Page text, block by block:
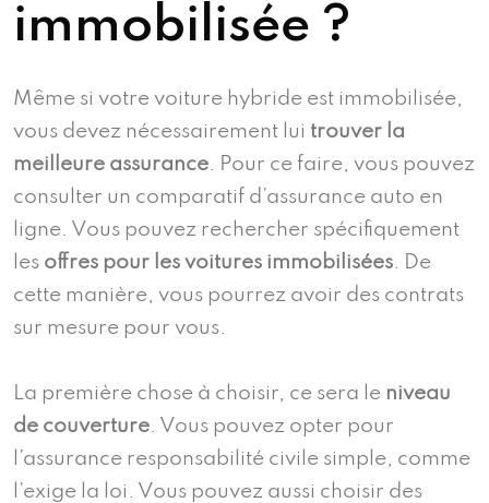
immobilisée ?
Même si votre voiture hybride est immobilisée,
vous devez nécessairement lui trouver la
meilleure assurance. Pour ce faire, vous pouvez
consulter un comparatif d’assurance auto en
ligne. Vous pouvez rechercher spécifiquement
les offres pour les voitures immobilisées. De
cette manière, vous pourrez avoir des contrats
sur mesure pour vous.
La première chose à choisir, ce sera le niveau
de couverture. Vous pouvez opter pour
l’assurance responsabilité civile simple, comme
l’exige la loi. Vous pouvez aussi choisir des